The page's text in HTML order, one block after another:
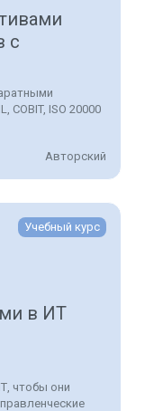
с
COBIT, ISO 20000
Авторский
Учебный курс
в ИТ
чтобы они